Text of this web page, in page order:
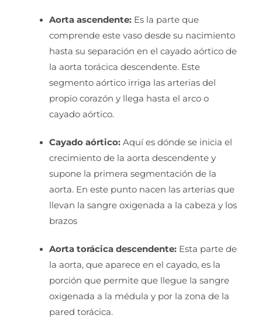
Aorta ascendente: Es la parte que
comprende este vaso desde su nacimiento
hasta su separación en el cayado aórtico de
la aorta torácica descendente. Este
segmento aórtico irriga las arterias del
propio corazón y llega hasta el arco o
cayado aórtico.
Cayado aórtico: Aquí es dónde se inicia el
crecimiento de la aorta descendente y
supone la primera segmentación de la
aorta. En este punto nacen las arterias que
llevan la sangre oxigenada a la cabeza y los
brazos
Aorta torácica descendente: Esta parte de
la aorta, que aparece en el cayado, es la
porción que permite que llegue la sangre
oxigenada a la médula y por la zona de la
pared torácica.